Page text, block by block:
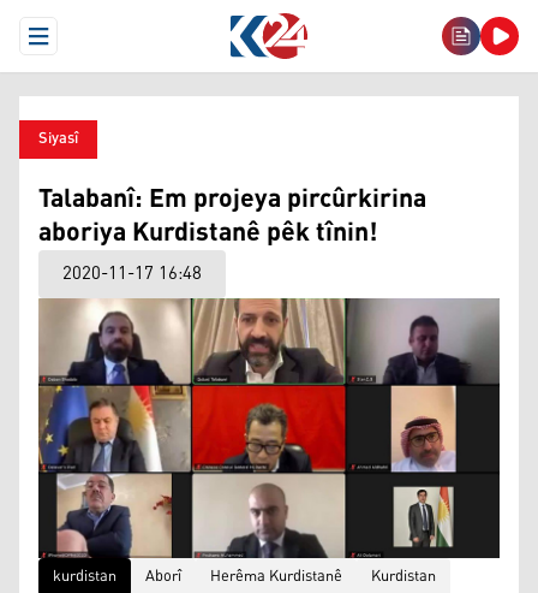
Open Menu
Siyasî
Talabanî: Em projeya pircûrkirina
aboriya Kurdistanê pêk tînin!
2020-11-17 16:48
kurdistan Aborî Herêma Kurdistanê Kurdistan